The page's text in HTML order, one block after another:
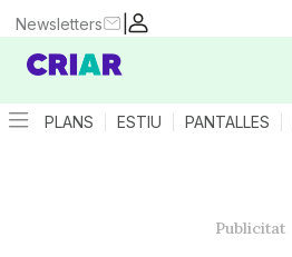
|
Newsletters
PLANS ESTIU PANTALLES